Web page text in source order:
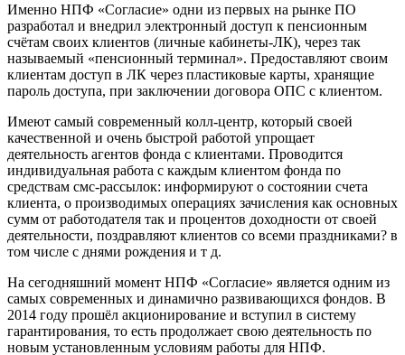
Именно НПФ «Согласие» одни из первых на рынке ПО
разработал и внедрил электронный доступ к пенсионным
счётам своих клиентов (личные кабинеты-ЛК), через так
называемый «пенсионный терминал». Предоставляют своим
клиентам доступ в ЛК через пластиковые карты, хранящие
пароль доступа, при заключении договора ОПС с клиентом.
Имеют самый современный колл-центр, который своей
качественной и очень быстрой работой упрощает
деятельность агентов фонда с клиентами. Проводится
индивидуальная работа с каждым клиентом фонда по
средствам смс-рассылок: информируют о состоянии счета
клиента, о производимых операциях зачисления как основных
сумм от работодателя так и процентов доходности от своей
деятельности, поздравляют клиентов со всеми праздниками? в
том числе с днями рождения и т д.
На сегодняшний момент НПФ «Согласие» является одним из
самых современных и динамично развивающихся фондов. В
2014 году прошёл акционирование и вступил в систему
гарантирования, то есть продолжает свою деятельность по
новым установленным условиям работы для НПФ.